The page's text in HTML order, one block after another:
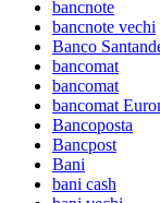
bancnote
bancnote vechi
Banco
bancomat
bancomat
bancomat
Bancoposta
Bancpost
Bani
bani cash